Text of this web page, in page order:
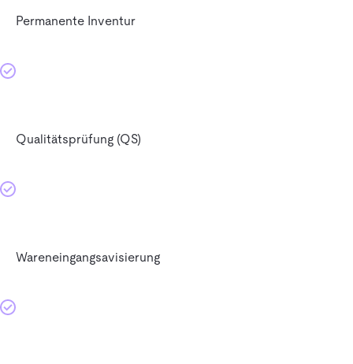
Permanente Inventur
Qualitätsprüfung (QS)
Wareneingangsavisierung